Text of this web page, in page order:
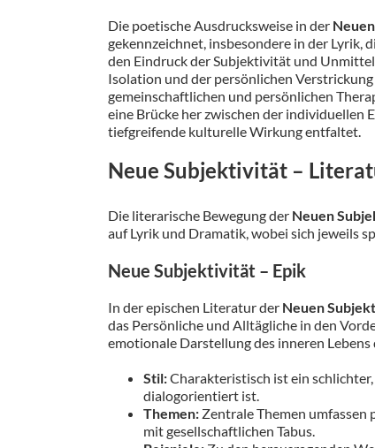
Die poetische Ausdrucksweise in der
gekennzeichnet, insbesondere in der Lyrik,
den Eindruck der Subjektivität und
Isolation und der persönlichen
gemeinschaftlichen und persönlichen
eine Brücke her zwischen der individuellen
tiefgreifende kulturelle Wirkung entfaltet.
Neue Subjektivität –
Die literarische Bewegung der Neuen
auf Lyrik und Dramatik, wobei sich jeweils
Neue Subjektivität – Epik
In der epischen Literatur der Neuen
das Persönliche und Alltägliche in den
emotionale Darstellung des inneren Lebens
Stil:Charakteristisch ist ein
dialogorientiert ist.
Themen:Zentrale Themen umfassen
mit gesellschaftlichen Tabus.